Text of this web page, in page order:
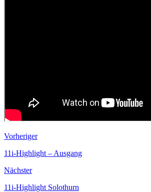
Vorheriger
11i-Highlight – Ausgang
Nächster
11i-Highlight Solothurn